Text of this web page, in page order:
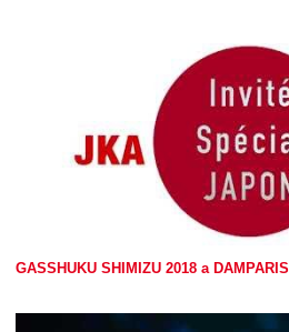
GASSHUKU SHIMIZU 2018 a DAMPARIS